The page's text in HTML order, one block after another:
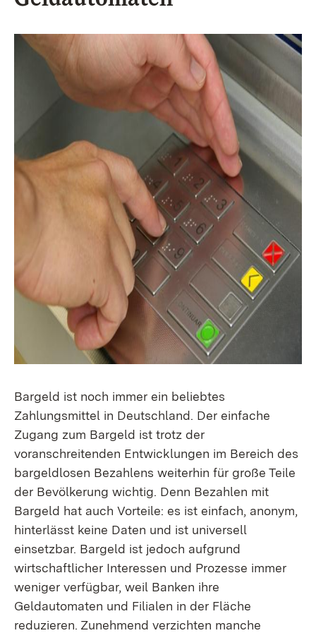
Bargeld ist noch immer ein beliebtes
Zahlungsmittel in Deutschland. Der einfache
Zugang zum Bargeld ist trotz der
voranschreitenden Entwicklungen im Bereich des
bargeldlosen Bezahlens weiterhin für große Teile
der Bevölkerung wichtig. Denn Bezahlen mit
Bargeld hat auch Vorteile: es ist einfach, anonym,
hinterlässt keine Daten und ist universell
einsetzbar. Bargeld ist jedoch aufgrund
wirtschaftlicher Interessen und Prozesse immer
weniger verfügbar, weil Banken ihre
Geldautomaten und Filialen in der Fläche
reduzieren. Zunehmend verzichten manche